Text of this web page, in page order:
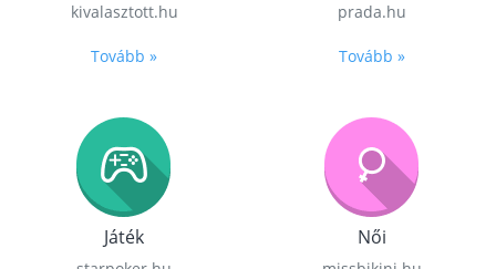
kivalasztott.hu
Tovább »
prada.hu
Tovább »
Játék Női